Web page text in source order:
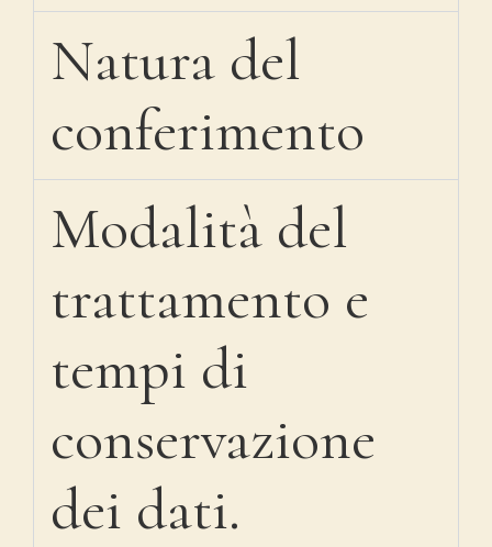
Natura del
conferimento
Modalità del
trattamento e
tempi di
conservazione
dei dati.